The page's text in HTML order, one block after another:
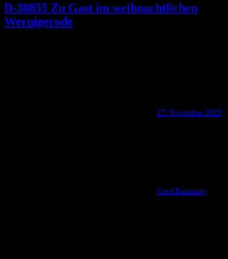
D-38855 Zu Gast im weihnachtlichen
Wernigerode
27. November 2025
Gerd Baumung